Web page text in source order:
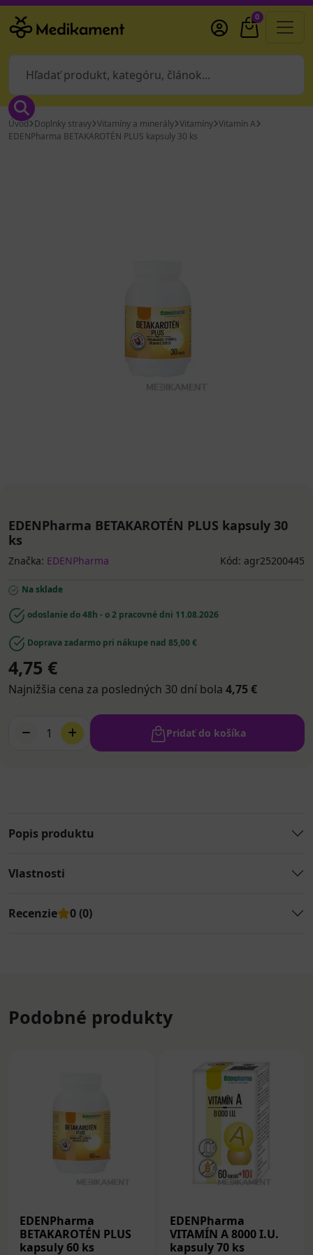
0
Úvod Doplnky stravy Vitamíny a minerály Vitamíny Vitamín A
EDENPharma BETAKAROTÉN PLUS kapsuly 30 ks
EDENPharma BETAKAROTÉN PLUS kapsuly 30
ks
Značka: EDENPharma Kód: agr25200445
Na sklade
odoslanie do 48h - o 2 pracovné dni 11.08.2026
Doprava zadarmo pri nákupe nad 85,00 €
4,75 €
Najnižšia cena za posledných 30 dní bola 4,75 €
1 Pridať do košíka
Popis produktu
Vlastnosti
Recenzie 0 (0)
Podobné produkty
EDENPharma
BETAKAROTÉN PLUS
kapsuly 60 ks
EDENPharma
VITAMÍN A 8000 I.U.
kapsuly 70 ks